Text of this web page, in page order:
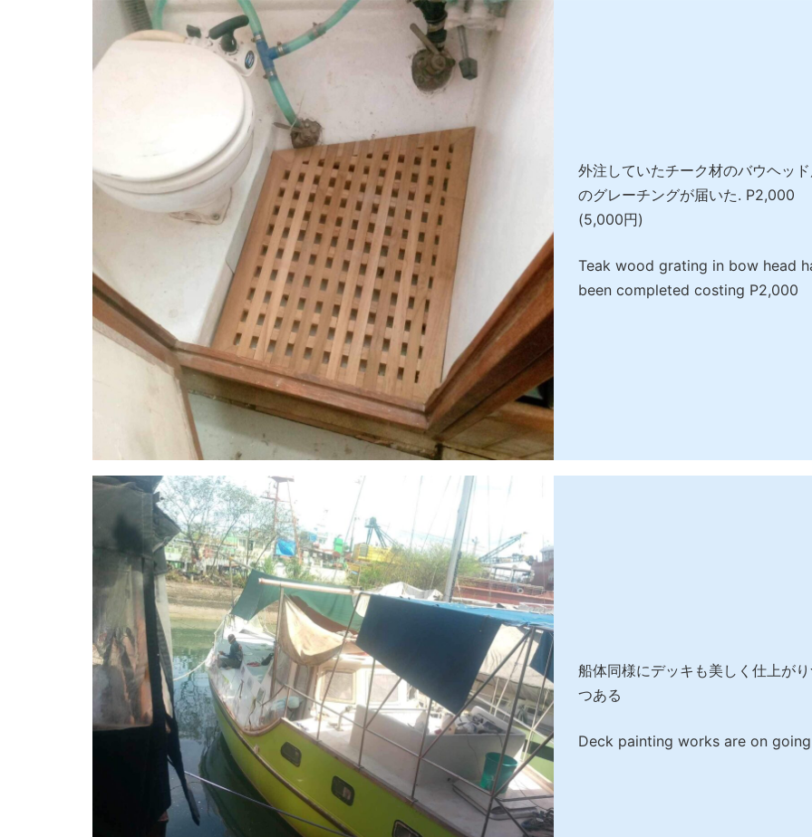
外注していたチーク材のバウヘッ
のグレーチングが届いた. P2,000
(5,000円)
Teak wood grating in bow head
been completed costing P2,000
船体同様にデッキも美しく仕上が
つある
Deck painting works are on going